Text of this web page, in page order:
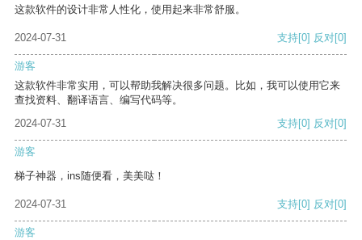
这款软件的设计非常人性化，使用起来非常舒服。
2024-07-31 支持[0] 反对[0]
游客
这款软件非常实用，可以帮助我解决很多问题。比如，我可以使用它来
查找资料、翻译语言、编写代码等。
2024-07-31
支持[0] 反对[0]
游客
梯子神器，ins随便看，美美哒！
2024-07-31 支持[0] 反对[0]
游客